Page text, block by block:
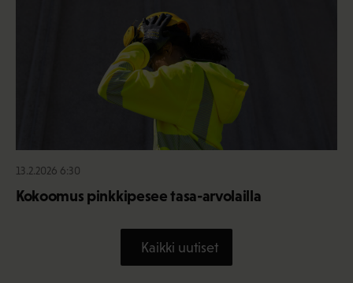
13.2.2026 6:30
Kokoomus pinkkipesee tasa-arvolailla
Kaikki uutiset